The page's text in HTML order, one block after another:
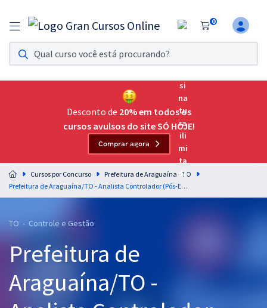
0
Assinatura Ilimitada 11
Acesso a todos os cursos. Teste grátis por 7 dias!
Assinatura OAB Até Passar
Acesso ilimitado a toda preparação para o Exame da
Residências Multiprofissionais
Preparação completa e intensiva para as principais
residências em saúde do Brasil
Cursos 20% OFF
Pós
Graduação
Desconto de 20% em todos os
cursos avulsos do site SÓ HOJE!
Comprar agora
Cursos por Concurso
Prefeitura de Araguaína - TO
Prefeitura de Araguaína/TO - Analista Controlador (Pós-Edital)
TO - Controle e Gestão
Prefeitura de
Araguaína/TO -